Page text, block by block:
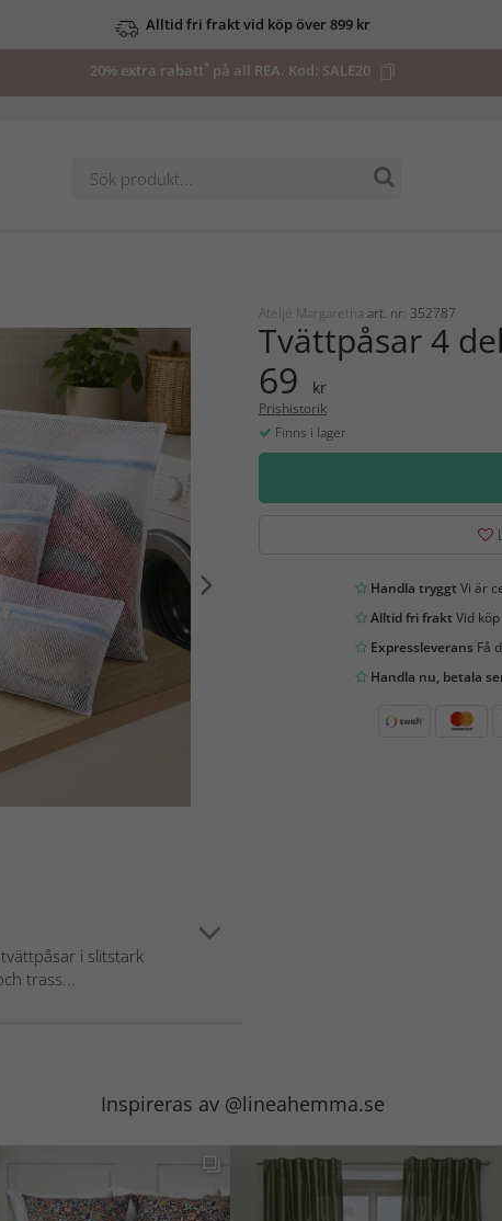
Alltid fri frakt vid köp över 899 kr
20% extra rabatt*på all REA. Kod: SALE20
i slitstark
trass...
Ateljé Margaretha art. nr: 352787
Tvättpåsar 4
69 kr
Prishistorik
Finns i lager
Handla tryggtVi är
Alltid fri fraktVid köp
ExpressleveransFå
Handla nu, betala
Inspireras av @lineahemma.se